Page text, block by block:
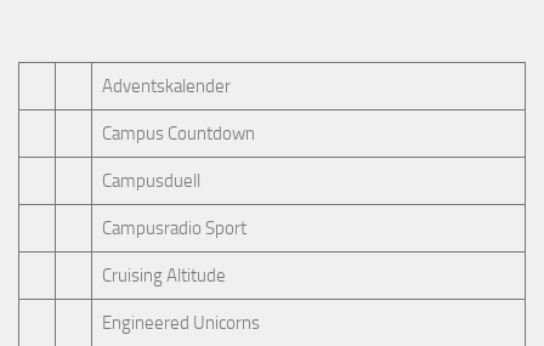
Adventskalender
Campus Countdown
Campusduell
Campusradio Sport
Cruising Altitude
Engineered Unicorns